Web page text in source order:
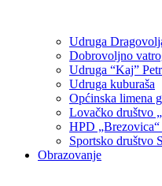
Udruga
Dobrovoljno
Udruga “Kaj”
Udruga kuburaša
Općinska limena
Lovačko društvo
HPD „Brezovica“
Sportsko društvo
Obrazovanje